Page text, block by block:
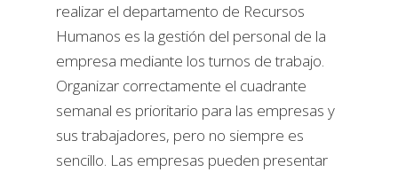
realizar el departamento de Recursos
Humanos es la gestión del personal de la
empresa mediante los turnos de trabajo.
Organizar correctamente el cuadrante
semanal es prioritario para las empresas y
sus trabajadores, pero no siempre es
sencillo. Las empresas pueden presentar